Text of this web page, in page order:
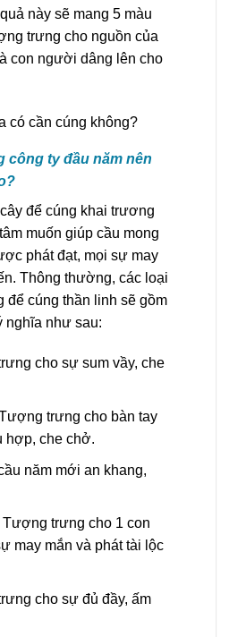
này sẽ mang 5 màu
trưng cho nguồn của
con người dâng lên cho
có cần cúng không?
công ty đầu năm nên
để cúng khai trương
muốn giúp cầu mong
phát đạt, mọi sự may
Thông thường, các loại
để cúng thần linh sẽ gồm
nghĩa như sau:
cho sự sum vầy, che
trưng cho bàn tay
hợp, che chở.
năm mới an khang,
trưng cho 1 con
may mắn và phát tài lộc
cho sự đủ đầy, ấm